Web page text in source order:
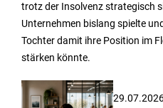
trotz der Insolvenz strategisch
Unternehmen bislang spielte
Tochter damit ihre Position im
stärken könnte.